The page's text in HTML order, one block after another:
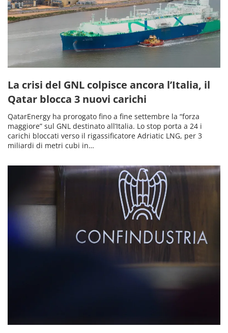
La crisi del GNL colpisce ancora l’Italia, il
Qatar blocca 3 nuovi carichi
QatarEnergy ha prorogato fino a fine settembre la “forza
maggiore” sul GNL destinato all’Italia. Lo stop porta a 24 i
carichi bloccati verso il rigassificatore Adriatic LNG, per 3
miliardi di metri cubi in…